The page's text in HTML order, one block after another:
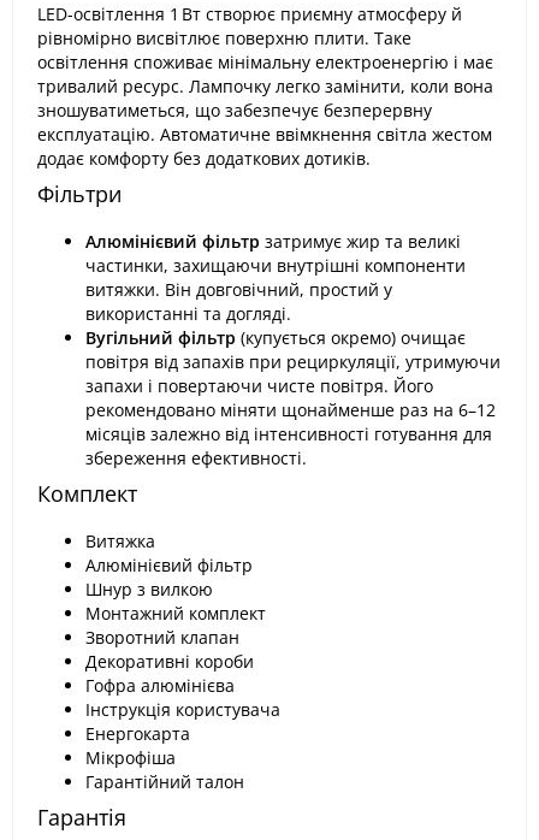
LED-освітлення 1 Вт створює приємну атмосферу й
рівномірно висвітлює поверхню плити. Таке
освітлення споживає мінімальну електроенергію і має
тривалий ресурс. Лампочку легко замінити, коли вона
зношуватиметься, що забезпечує безперервну
експлуатацію. Автоматичне ввімкнення світла жестом
додає комфорту без додаткових дотиків.
Фільтри
Алюмінієвий фільтр затримує жир та великі
частинки, захищаючи внутрішні компоненти
витяжки. Він довговічний, простий у
використанні та догляді.
Вугільний фільтр (купується окремо) очищає
повітря від запахів при рециркуляції, утримуючи
запахи і повертаючи чисте повітря. Його
рекомендовано міняти щонайменше раз на 6–12
місяців залежно від інтенсивності готування для
збереження ефективності.
Комплект
Витяжка
Алюмінієвий фільтр
Шнур з вилкою
Монтажний комплект
Зворотний клапан
Декоративні короби
Гофра алюмінієва
Інструкція користувача
Енергокарта
Мікрофіша
Гарантійний талон
Гарантія